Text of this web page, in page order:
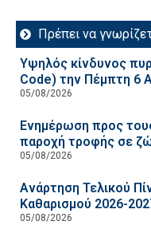
Πρέπει να
Υψηλός κίνδυνος
Code) την Πέμπτη 6
05/08/2026
Ενημέρωση προς
παροχή τροφής σε
05/08/2026
Ανάρτηση Τελικού
Καθαρισμού 2026-
05/08/2026